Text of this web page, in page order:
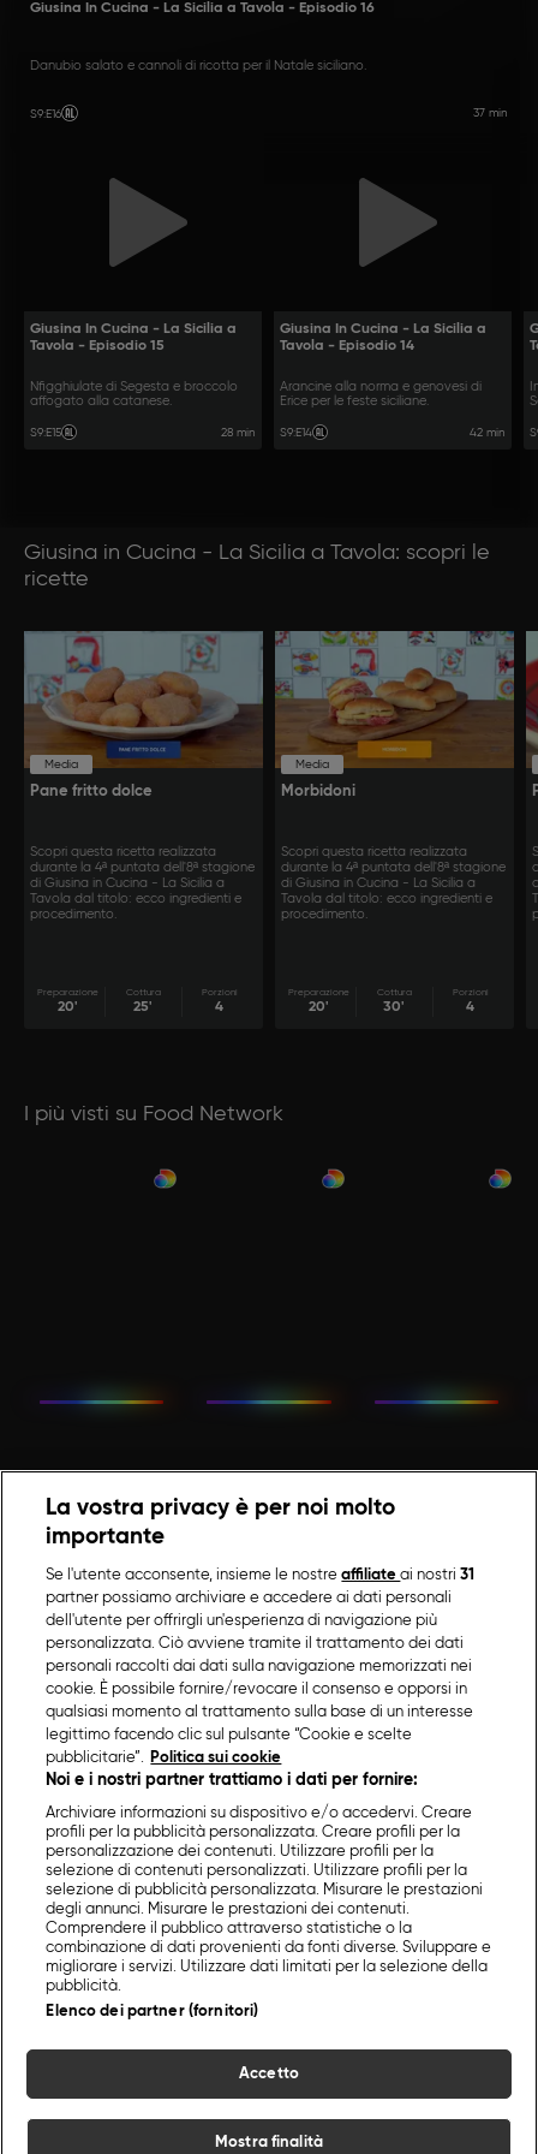
Giusina In Cucina - La Sicilia a Tavola - Episodio 16
Danubio salato e cannoli di ricotta per il Natale siciliano.
S9:E16 37 min
Giusina In Cucina - La Sicilia a
Tavola - Episodio 15
Nfigghiulate di Segesta e broccolo
affogato alla catanese.
S9:E15 28 min
Giusina In Cucina - La Sicilia a
Tavola - Episodio 14
Arancine alla norma e genovesi di
Erice per le feste siciliane.
S9:E14 42 min
Giusina in Cucina - La Sicilia a Tavola: scopri le
ricette
Media
Pane fritto dolce
Scopri questa ricetta realizzata
durante la 4ª puntata dell'8ª stagione
di Giusina in Cucina - La Sicilia a
Tavola dal titolo: ecco ingredienti e
procedimento.
Preparazione
20'
Cottura
25'
Porzioni
4
Media
Morbidoni
Scopri questa ricetta realizzata
durante la 4ª puntata dell'8ª stagione
di Giusina in Cucina - La Sicilia a
Tavola dal titolo: ecco ingredienti e
procedimento.
Preparazione
20'
Cottura
30'
Porzioni
4
I più visti su Food Network
La vostra privacy è per noi molto
importante
Se l'utente acconsente, insieme le nostreaffiliateai nostri31
partner possiamo archiviare e accedere ai dati personali
dell'utente per offrirgli un'esperienza di navigazione più
personalizzata. Ciò avviene tramite il trattamento dei dati
personali raccolti dai dati sulla navigazione memorizzati nei
cookie. È possibile fornire/revocare il consenso e opporsi in
qualsiasi momento al trattamento sulla base di un interesse
legittimo facendo clic sul pulsante “Cookie e scelte
pubblicitarie”.
Politica sui cookie
Noi e i nostri partner trattiamo i dati per fornire:
Archiviare informazioni su dispositivo e/o accedervi. Creare
profili per la pubblicità personalizzata. Creare profili per la
personalizzazione dei contenuti. Utilizzare profili per la
selezione di contenuti personalizzati. Utilizzare profili per la
selezione di pubblicità personalizzata. Misurare le prestazioni
degli annunci. Misurare le prestazioni dei contenuti.
Comprendere il pubblico attraverso statistiche o la
combinazione di dati provenienti da fonti diverse. Sviluppare e
migliorare i servizi. Utilizzare dati limitati per la selezione della
pubblicità.
Elenco dei partner (fornitori)
Accetto
Mostra finalità